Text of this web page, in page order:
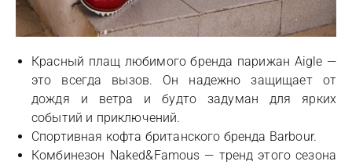
Красный плащ любимого бренда парижан Aigle —
это всегда вызов. Он надежно защищает от
дождя и ветра и будто задуман для ярких
событий и приключений.
Спортивная кофта британского бренда Barbour.
Комбинезон Naked&Famous — тренд этого сезона